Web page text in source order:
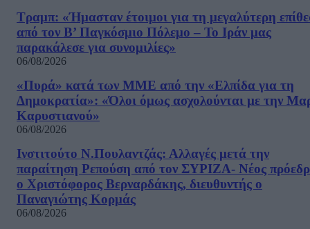
Τραμπ: «Ήμασταν έτοιμοι για τη μεγαλύτερη
από τον Β’ Παγκόσμιο Πόλεμο – Το Ιράν μας
παρακάλεσε για συνομιλίες»
06/08/2026
«Πυρά» κατά των ΜΜΕ από την «Ελπίδα για τη
Δημοκρατία»: «Όλοι όμως ασχολούνται με την
Καρυστιανού»
06/08/2026
Ινστιτούτο Ν.Πουλαντζάς: Αλλαγές μετά την
παραίτηση Ρεπούση από τον ΣΥΡΙΖΑ- Νέος
ο Χριστόφορος Βερναρδάκης, διευθυντής ο
Παναγιώτης Κορμάς
06/08/2026